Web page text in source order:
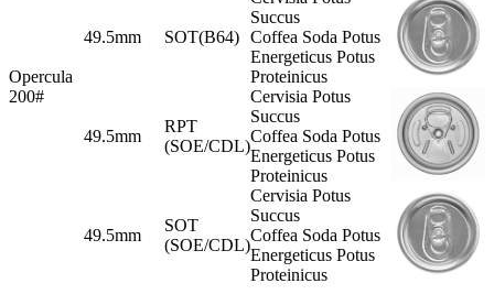
Opercula
200#
49.5mm SOT(B64)
Succus
Coffea Soda Potus
Energeticus Potus
Proteinicus
49.5mm
RPT
(SOE/CDL)
Cervisia Potus
Succus
Coffea Soda Potus
Energeticus Potus
Proteinicus
49.5mm
SOT
(SOE/CDL)
Cervisia Potus
Succus
Coffea Soda Potus
Energeticus Potus
Proteinicus